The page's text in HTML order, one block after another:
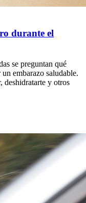
durante el
se preguntan qué
embarazo saludable.
deshidratarte y otros